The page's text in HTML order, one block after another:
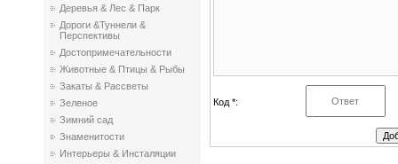
Деревья & Лес & Парк
Дороги &Туннели &
Перспективы
Достопримечательности
Животные & Птицы & Рыбы
Закаты & Рассветы
Зеленое
Зимний сад
Знаменитости
Интерьеры & Инсталяции
Код *: